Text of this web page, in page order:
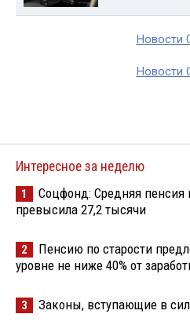
Новости
Новости
Интересное за неделю
1
Соцфонд: Средняя пенсия
превысила 27,2 тысячи
2
Пенсию по старости
уровне не ниже 40% от
3 Законы, вступающие в